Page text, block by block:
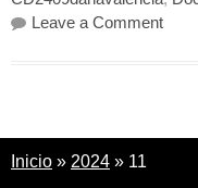
Leave a Commenton
Inicio » 2024 » 11